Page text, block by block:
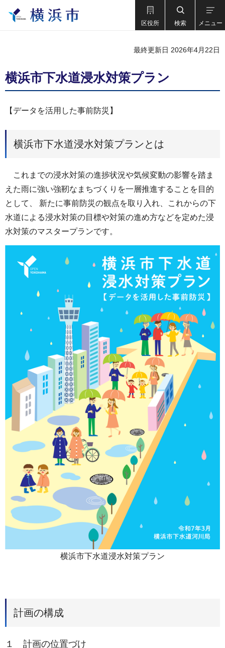
区役所 検索 メニュー
最終更新日 2026年4月22日
横浜市下水道浸水対策プラン
【データを活用した事前防災】
横浜市下水道浸水対策プランとは
これまでの浸水対策の進捗状況や気候変動の影響を踏ま
えた雨に強い強靭なまちづくりを一層推進することを目的
として、 新たに事前防災の観点を取り入れ、これからの下
水道による浸水対策の目標や対策の進め方などを定めた浸
水対策のマスタープランです。
横浜市下水道浸水対策プラン
計画の構成
１ 計画の位置づけ